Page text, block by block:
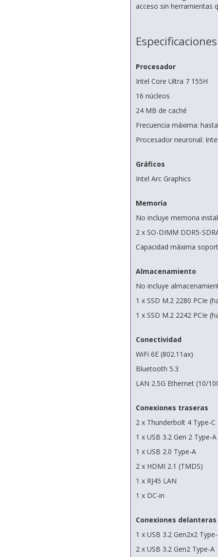
acceso sin herramientas
Especificaciones
Procesador
Intel Core Ultra 7 155H
16 núcleos
24 MB de caché
Frecuencia máxima:
Procesador neuronal:
Gráficos
Intel Arc Graphics
Memoria
No incluye memoria
2 x SO-DIMM DDR5-
Capacidad máxima
Almacenamiento
No incluye
1 x SSD M.2 2280 PCIe
1 x SSD M.2 2242 PCIe
Conectividad
WiFi 6E (802.11ax)
Bluetooth 5.3
LAN 2.5G Ethernet (10/
Conexiones traseras
2 x Thunderbolt 4 Type-C
1 x USB 3.2 Gen 2 Type-A
1 x USB 2.0 Type-A
2 x HDMI 2.1 (TMDS)
1 x RJ45 LAN
1 x DC-in
Conexiones delanteras
1 x USB 3.2 Gen2x2
2 x USB 3.2 Gen2 Type-A